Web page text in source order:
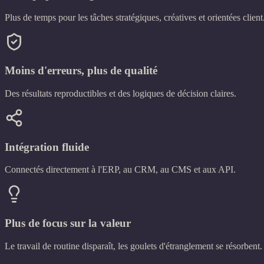
Plus de temps pour les tâches stratégiques, créatives et orientées
Moins d'erreurs, plus de qualité
Des résultats reproductibles et des logiques de décision claires.
Intégration fluide
Connectés directement à l'ERP, au CRM, au CMS et aux API.
Plus de focus sur la valeur
Le travail de routine disparaît, les goulets d'étranglement se résorbent.